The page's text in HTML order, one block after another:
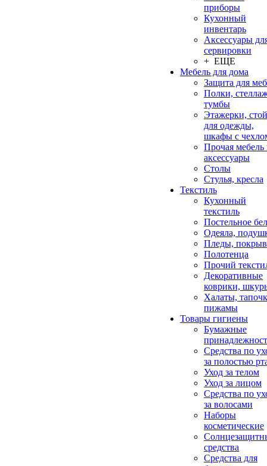
приборы
Кухонный
инвентарь
Аксессуары
сервировки
+ ЕЩЕ
Мебель для дома
Защита для
Полки,
тумбы
Этажерки,
для одежды,
шкафы с
Прочая мебель
аксессуары
Столы
Стулья, кресла
Текстиль
Кухонный
текстиль
Постельное
Одеяла,
Пледы,
Полотенца
Прочий
Декоративные
коврики,
Халаты,
пижамы
Товары гигиены
Бумажные
Средства по
за полостью
Уход за телом
Уход за лицом
Средства по
за волосами
Наборы
косметические
средства
Средства для